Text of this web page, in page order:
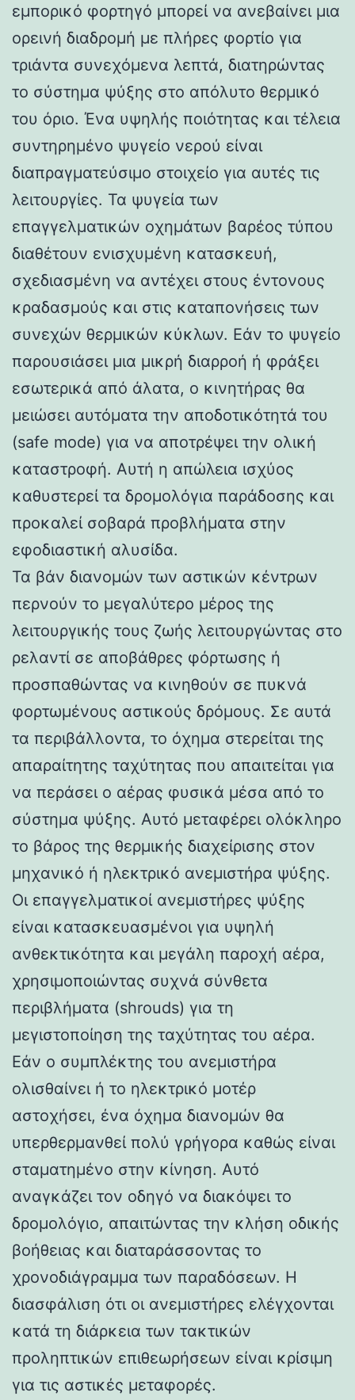
εμπορικό φορτηγό μπορεί να ανεβαίνει μια
ορεινή διαδρομή με πλήρες φορτίο για
τριάντα συνεχόμενα λεπτά, διατηρώντας
το σύστημα ψύξης στο απόλυτο θερμικό
του όριο. Ένα υψηλής ποιότητας και τέλεια
συντηρημένο ψυγείο νερού είναι
διαπραγματεύσιμο στοιχείο για αυτές τις
λειτουργίες. Τα ψυγεία των
επαγγελματικών οχημάτων βαρέος τύπου
διαθέτουν ενισχυμένη κατασκευή,
σχεδιασμένη να αντέχει στους έντονους
κραδασμούς και στις καταπονήσεις των
συνεχών θερμικών κύκλων. Εάν το ψυγείο
παρουσιάσει μια μικρή διαρροή ή φράξει
εσωτερικά από άλατα, ο κινητήρας θα
μειώσει αυτόματα την αποδοτικότητά του
(safe mode) για να αποτρέψει την ολική
καταστροφή. Αυτή η απώλεια ισχύος
καθυστερεί τα δρομολόγια παράδοσης και
προκαλεί σοβαρά προβλήματα στην
εφοδιαστική αλυσίδα.
Τα βάν διανομών των αστικών κέντρων
περνούν το μεγαλύτερο μέρος της
λειτουργικής τους ζωής λειτουργώντας στο
ρελαντί σε αποβάθρες φόρτωσης ή
προσπαθώντας να κινηθούν σε πυκνά
φορτωμένους αστικούς δρόμους. Σε αυτά
τα περιβάλλοντα, το όχημα στερείται της
απαραίτητης ταχύτητας που απαιτείται για
να περάσει ο αέρας φυσικά μέσα από το
σύστημα ψύξης. Αυτό μεταφέρει ολόκληρο
το βάρος της θερμικής διαχείρισης στον
μηχανικό ή ηλεκτρικό ανεμιστήρα ψύξης.
Οι επαγγελματικοί ανεμιστήρες ψύξης
είναι κατασκευασμένοι για υψηλή
ανθεκτικότητα και μεγάλη παροχή αέρα,
χρησιμοποιώντας συχνά σύνθετα
περιβλήματα (shrouds) για τη
μεγιστοποίηση της ταχύτητας του αέρα.
Εάν ο συμπλέκτης του ανεμιστήρα
ολισθαίνει ή το ηλεκτρικό μοτέρ
αστοχήσει, ένα όχημα διανομών θα
υπερθερμανθεί πολύ γρήγορα καθώς είναι
σταματημένο στην κίνηση. Αυτό
αναγκάζει τον οδηγό να διακόψει το
δρομολόγιο, απαιτώντας την κλήση οδικής
βοήθειας και διαταράσσοντας το
χρονοδιάγραμμα των παραδόσεων. Η
διασφάλιση ότι οι ανεμιστήρες ελέγχονται
κατά τη διάρκεια των τακτικών
προληπτικών επιθεωρήσεων είναι κρίσιμη
για τις αστικές μεταφορές.